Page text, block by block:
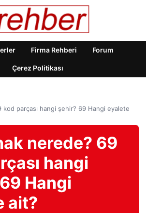
Firma Rehberi Forum
Çerez Politikası
kod parçası hangi şehir? 69 Hangi eyalete
nerede? 69
hangi
Hangi
ait?